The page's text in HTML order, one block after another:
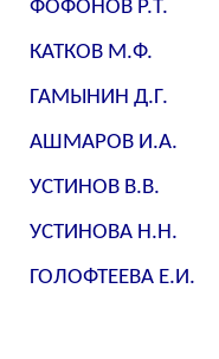
ФОФОНОВ Р.Т.
КАТКОВ М.Ф.
ГАМЫНИН Д.Г.
АШМАРОВ И.А.
УСТИНОВ В.В.
УСТИНОВА Н.Н.
ГОЛОФТЕЕВА Е.И.